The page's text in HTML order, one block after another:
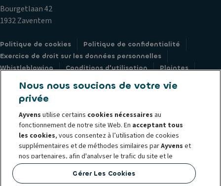
Bourgetlaan 42
1932 Zaventem
Politique de cookies
Politique de confidentialité
Exercice de droit sur les données personnelles
Whistleblowing
Conditions d'utilisation
Plaintes
© 2026 Ayvens est l'un des principaux acteurs mondiaux de la mobilité
durable qui s'engage à améliorer la fluidité de la vie. Depuis des
décennies, nous améliorons la mobilité en proposant des solutions de
leasing complet, d'abonnement flexibles, de gestion de flotte et de multi-
mobilité aux grandes entreprises internationales, aux PME, aux
Nous nous soucions de votre vie
privée
Ayvens utilise certains cookies nécessaires au
fonctionnement de notre site Web. En acceptant tous
les cookies, vous consentez à l’utilisation de cookies
supplémentaires et de méthodes similaires parAyvens et
nos partenaires, afin d'analyser le trafic du site et le
comportement en ligne, d'offrir des fonctionnalités
relatives aux réseaux sociaux et de personnaliser le
Gérer Les Cookies